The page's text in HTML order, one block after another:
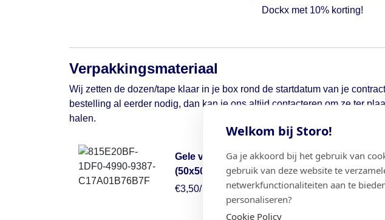
Welkom bij Storo!
Ga je akkoord bij het gebruik van
gebruik van deze website te
netwerkfunctionaliteiten aan te
personaliseren?
Cookie Policy
Dockx met 10% korting!
Verpakkingsmateriaal
Wij zetten de dozen/tape klaar in je box rond de startdatum van je
bestelling al eerder nodig, dan kan je ons altijd contacteren om ze ter
halen.
Gele verhuisdoos
(50x50x30)
€3,50/Stuk